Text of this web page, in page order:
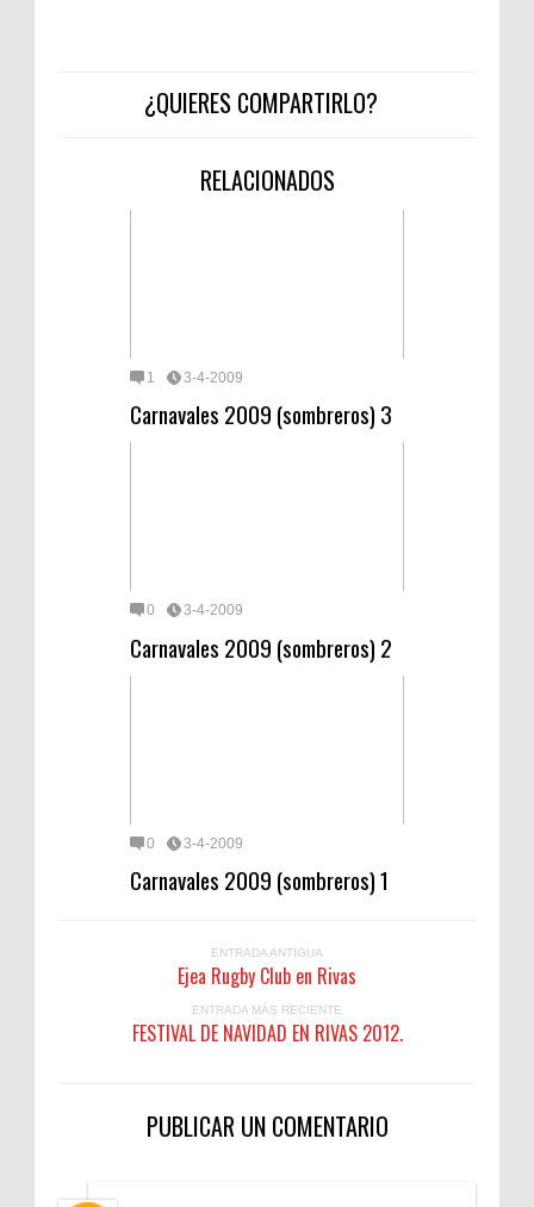
¿QUIERES COMPARTIRLO?
RELACIONADOS
1 3-4-2009
Carnavales 2009 (sombreros) 3
0 3-4-2009
Carnavales 2009 (sombreros) 2
0 3-4-2009
Carnavales 2009 (sombreros) 1
ENTRADA ANTIGUA
Ejea Rugby Club en Rivas
ENTRADA MÁS RECIENTE
FESTIVAL DE NAVIDAD EN RIVAS 2012.
PUBLICAR UN COMENTARIO